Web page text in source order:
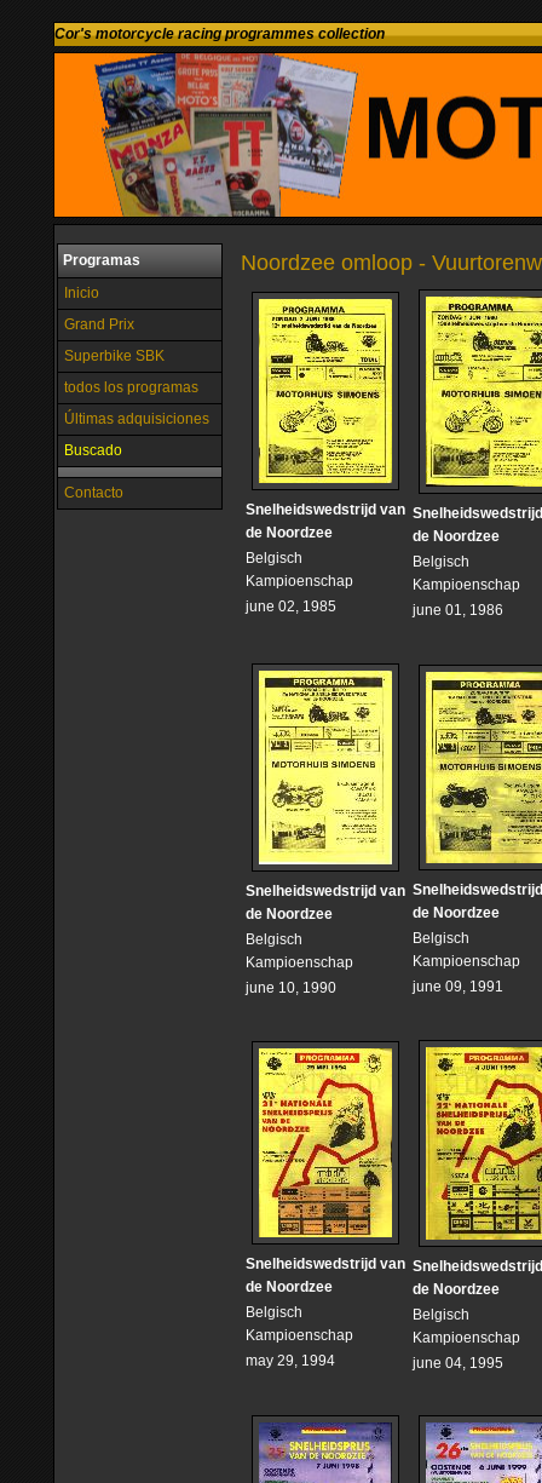
Cor's motorcycle racing programmes collection
Programas
Inicio
Grand Prix
Superbike SBK
todos los programas
Últimas adquisiciones
Buscado
Contacto
Noordzee omloop -
Snelheidswedstrijd van
de Noordzee
Belgisch
Kampioenschap
june 02, 1985
de Noordzee
Belgisch
Kampioenschap
june 01, 1986
Snelheidswedstrijd van
de Noordzee
Belgisch
Kampioenschap
june 10, 1990
de Noordzee
Belgisch
Kampioenschap
june 09, 1991
Snelheidswedstrijd van
de Noordzee
Belgisch
Kampioenschap
may 29, 1994
de Noordzee
Belgisch
Kampioenschap
june 04, 1995